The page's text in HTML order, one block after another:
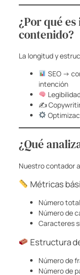
¿Por qué
contenido?
La longitud y
SEO →
intención
✍️
¿Qué
Nuestro contador
Métricas
Número
Número de
Caracteres
Estructura
Número de
Número de